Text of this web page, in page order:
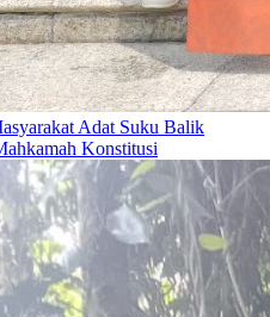
Adat Suku Balik
Konstitusi